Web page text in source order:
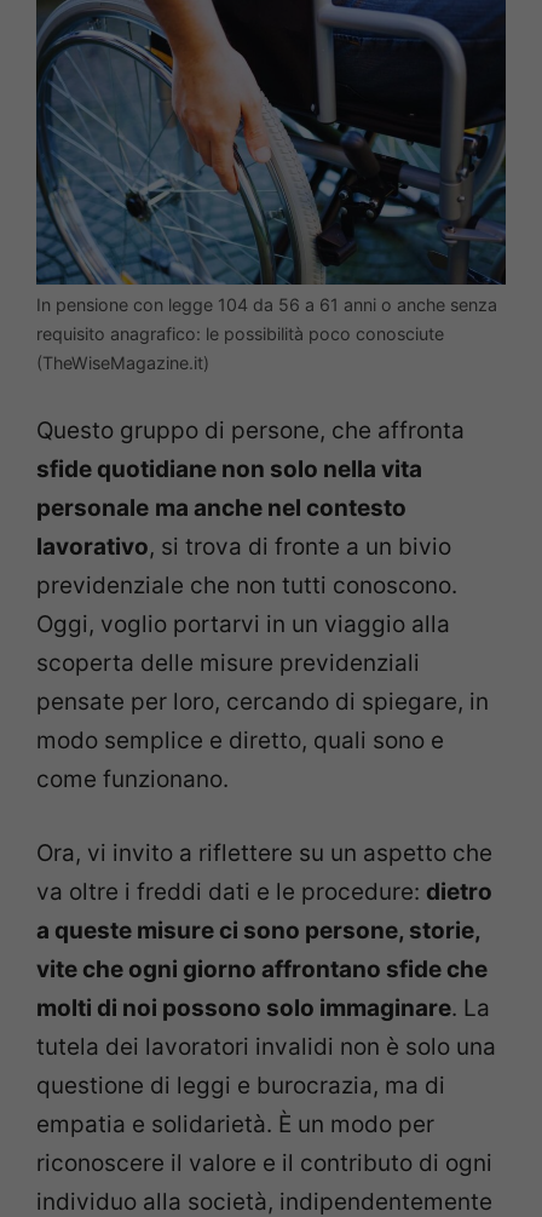
In pensione con legge 104 da 56 a 61 anni o anche senza
requisito anagrafico: le possibilità poco conosciute
(TheWiseMagazine.it)
Questo gruppo di persone, che affronta
sfide quotidiane non solo nella vita
personale ma anche nel contesto
lavorativo, si trova di fronte a un bivio
previdenziale che non tutti conoscono.
Oggi, voglio portarvi in un viaggio alla
scoperta delle misure previdenziali
pensate per loro, cercando di spiegare, in
modo semplice e diretto, quali sono e
come funzionano.
Ora, vi invito a riflettere su un aspetto che
va oltre i freddi dati e le procedure: dietro
a queste misure ci sono persone, storie,
vite che ogni giorno affrontano sfide che
molti di noi possono solo immaginare. La
tutela dei lavoratori invalidi non è solo una
questione di leggi e burocrazia, ma di
empatia e solidarietà. È un modo per
riconoscere il valore e il contributo di ogni
individuo alla società, indipendentemente